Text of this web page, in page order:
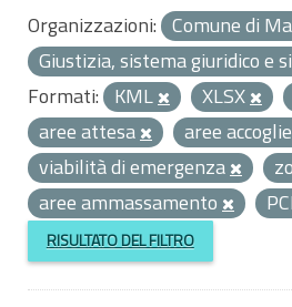
Organizzazioni: Comune di
Giustizia, sistema giuridico e
Formati: KML XLSX
aree attesa
aree
viabilità di emergenza
aree ammassamento
RISULTATO DEL FILTRO